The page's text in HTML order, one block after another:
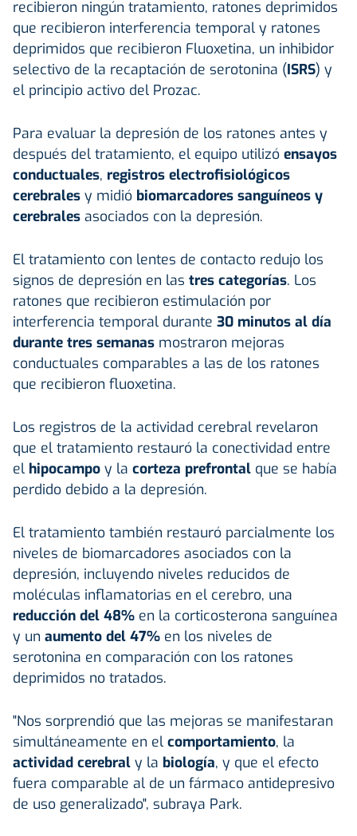
recibieron ningún tratamiento, ratones deprimidos
que recibieron interferencia temporal y ratones
deprimidos que recibieron Fluoxetina, un inhibidor
selectivo de la recaptación de serotonina (ISRS) y
el principio activo del Prozac.
Para evaluar la depresión de los ratones antes y
después del tratamiento, el equipo utilizó ensayos
conductuales, registros electrofisiológicos
cerebrales y midió biomarcadores sanguíneos y
cerebrales asociados con la depresión.
El tratamiento con lentes de contacto redujo los
signos de depresión en las tres categorías. Los
ratones que recibieron estimulación por
interferencia temporal durante 30 minutos al día
durante tres semanas mostraron mejoras
conductuales comparables a las de los ratones
que recibieron fluoxetina.
Los registros de la actividad cerebral revelaron
que el tratamiento restauró la conectividad entre
el hipocampo y la corteza prefrontal que se había
perdido debido a la depresión.
El tratamiento también restauró parcialmente los
niveles de biomarcadores asociados con la
depresión, incluyendo niveles reducidos de
moléculas inflamatorias en el cerebro, una
reducción del 48% en la corticosterona sanguínea
y un aumento del 47% en los niveles de
serotonina en comparación con los ratones
deprimidos no tratados.
"Nos sorprendió que las mejoras se manifestaran
simultáneamente en el comportamiento, la
actividad cerebral y la biología, y que el efecto
fuera comparable al de un fármaco antidepresivo
de uso generalizado", subraya Park.